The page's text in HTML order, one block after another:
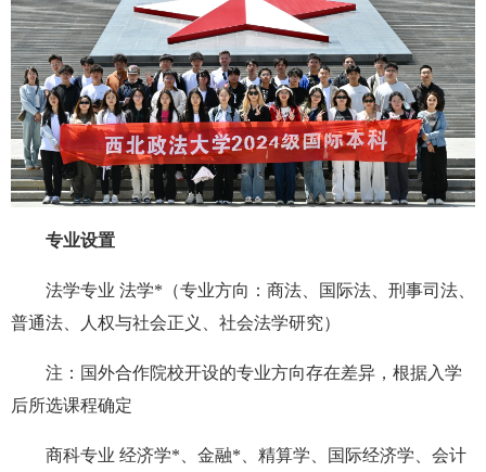
专业设置
法学专业 法学*（专业方向：商法、国际法、刑事司法、
普通法、人权与社会正义、社会法学研究）
注：国外合作院校开设的专业方向存在差异，根据入学
后所选课程确定
商科专业 经济学*、金融*、精算学、国际经济学、会计